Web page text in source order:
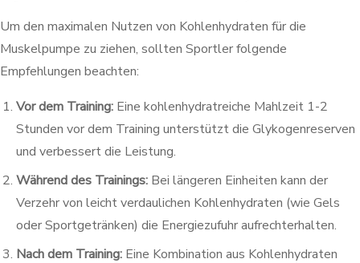
Um den maximalen Nutzen von Kohlenhydraten für die
Muskelpumpe zu ziehen, sollten Sportler folgende
Empfehlungen beachten:
Vor dem Training: Eine kohlenhydratreiche Mahlzeit 1-2
Stunden vor dem Training unterstützt die Glykogenreserven
und verbessert die Leistung.
Während des Trainings: Bei längeren Einheiten kann der
Verzehr von leicht verdaulichen Kohlenhydraten (wie Gels
oder Sportgetränken) die Energiezufuhr aufrechterhalten.
Nach dem Training: Eine Kombination aus Kohlenhydraten